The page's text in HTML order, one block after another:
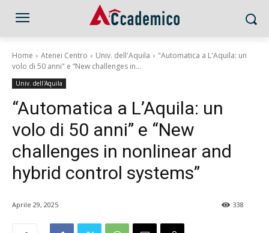
Home Atenei Centro Univ. dell'Aquila
"Automatica a L'Aquila: un
volo di 50 anni" e “New challenges in...
Univ. dell'Aquila
“Automatica a L’Aquila: un
volo di 50 anni” e “New
challenges in nonlinear and
hybrid control systems”
Aprile 29, 2025 338